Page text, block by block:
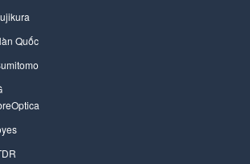
Quốc